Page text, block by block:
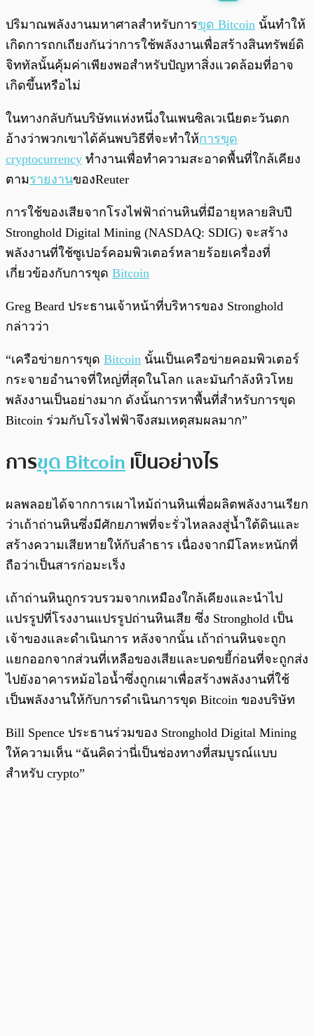
พร้อมเล่น /0:00
ปริมาณพลังงานมหาศาลสำหรับการขุด Bitcoin นั้นทำให้
เกิดการถกเถียงกันว่าการใช้พลังงานเพื่อสร้างสินทรัพย์ดิ
จิททัลนั้นคุ้มค่าเพียงพอสำหรับปัญหาสิ่งแวดล้อมที่อาจ
เกิดขึ้นหรือไม่
ในทางกลับกันบริษัทแห่งหนึ่งในเพนซิลเวเนียตะวันตก
อ้างว่าพวกเขาได้ค้นพบวิธีที่จะทำให้การขุด
cryptocurrency ทำงานเพื่อทำความสะอาดพื้นที่ใกล้เคียง
ตามรายงานของReuter
การใช้ของเสียจากโรงไฟฟ้าถ่านหินที่มีอายุหลายสิบปี
Stronghold Digital Mining (NASDAQ: SDIG) จะสร้าง
พลังงานที่ใช้ซูเปอร์คอมพิวเตอร์หลายร้อยเครื่องที่
เกี่ยวข้องกับการขุด Bitcoin
Greg Beard ประธานเจ้าหน้าที่บริหารของ Stronghold
กล่าวว่า
“เครือข่ายการขุด Bitcoin นั้นเป็นเครือข่ายคอมพิวเตอร์
กระจายอำนาจที่ใหญ่ที่สุดในโลก และมันกำลังหิวโหย
พลังงานเป็นอย่างมาก ดังนั้นการหาพื้นที่สำหรับการขุด
Bitcoin ร่วมกับโรงไฟฟ้าจึงสมเหตุสมผลมาก”
การขุด Bitcoinเป็นอย่างไร
ผลพลอยได้จากการเผาไหม้ถ่านหินเพื่อผลิตพลังงานเรียก
ว่าเถ้าถ่านหินซึ่งมีศักยภาพที่จะรั่วไหลลงสู่น้ำใต้ดินและ
สร้างความเสียหายให้กับลำธาร เนื่องจากมีโลหะหนักที่
ถือว่าเป็นสารก่อมะเร็ง
เถ้าถ่านหินถูกรวบรวมจากเหมืองใกล้เคียงและนำไป
แปรรูปที่โรงงานแปรรูปถ่านหินเสีย ซึ่ง Stronghold เป็น
เจ้าของและดำเนินการ หลังจากนั้น เถ้าถ่านหินจะถูก
แยกออกจากส่วนที่เหลือของเสียและบดขยี้ก่อนที่จะถูกส่ง
ไปยังอาคารหม้อไอน้ำซึ่งถูกเผาเพื่อสร้างพลังงานที่ใช้
เป็นพลังงานให้กับการดำเนินการขุด Bitcoin ของบริษัท
Bill Spence ประธานร่วมของ Stronghold Digital Mining
ให้ความเห็น “ฉันคิดว่านี่เป็นช่องทางที่สมบูรณ์แบบ
สำหรับ crypto”